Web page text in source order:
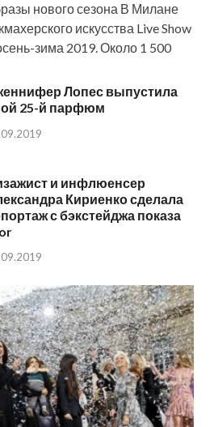
нового сезона В Милане
искусства Live Show
зима 2019. Около 1 500
Лопес выпустила
25-й парфюм
и инфлюенсер
Кириенко сделала
с бэкстейджа показа